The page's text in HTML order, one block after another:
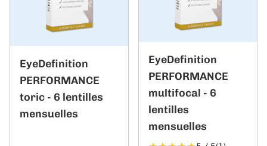
EyeDefinition
PERFORMANCE
toric - 6 lentilles
mensuelles
EyeDefinition
PERFORMANCE
multifocal - 6
lentilles
mensuelles